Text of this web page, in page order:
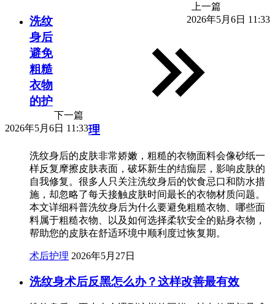
上一篇
2026年5月6日 11:33
下一篇
2026年5月6日 11:33
洗纹
身后
避免
粗糙
衣物
的护
理
洗纹身后的皮肤非常娇嫩，粗糙的衣物面料会像砂纸一
样反复摩擦皮肤表面，破坏新生的结痂层，影响皮肤的
自我修复。很多人只关注洗纹身后的饮食忌口和防水措
施，却忽略了每天接触皮肤时间最长的衣物材质问题。
本文详细科普洗纹身后为什么要避免粗糙衣物、哪些面
料属于粗糙衣物、以及如何选择柔软安全的贴身衣物，
帮助您的皮肤在舒适环境中顺利度过恢复期。
术后护理 2026年5月27日
洗纹身术后反黑怎么办？这样改善最有效